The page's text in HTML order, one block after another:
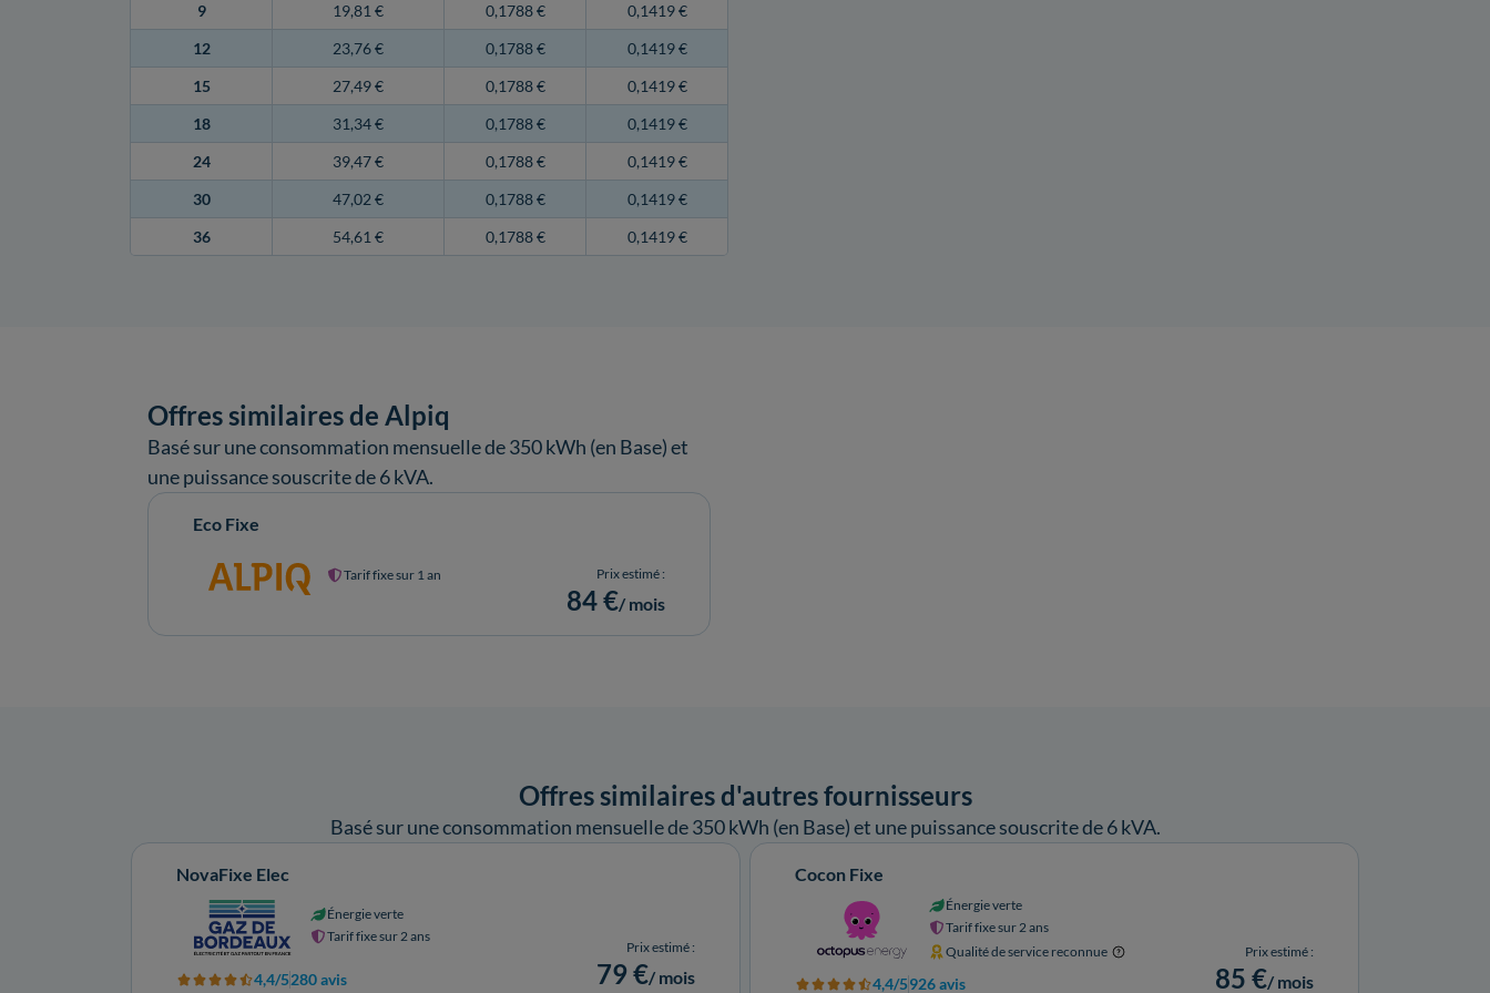
9
19,81 € 0,1788 €
0,1419 €
12
23,76 € 0,1788 €
0,1419 €
15
27,49 € 0,1788 €
0,1419 €
18
31,34 € 0,1788 €
0,1419 €
24
39,47 € 0,1788 €
0,1419 €
30
47,02 € 0,1788 €
0,1419 €
36
54,61 € 0,1788 € 0,1419 €
Offres similaires de Alpiq
Basé sur une consommation mensuelle de 350 kWh (en Base) et
une puissance souscrite de 6 kVA.
Eco Fixe
Tarif fixe sur 1 an Prix estimé :
84 €/ mois
Offres similaires d'autres fournisseurs
Basé sur une consommation mensuelle de 350 kWh (en Base) et une puissance souscrite de 6 kVA.
NovaFixe Elec
Énergie verte
Tarif fixe sur 2 ans
4,4/5280 avis
Prix estimé :
79 €/ mois
Cocon Fixe
Énergie verte
Tarif fixe sur 2 ans
Qualité de service reconnue
4,4/5926 avis
Prix estimé :
85 €/ mois